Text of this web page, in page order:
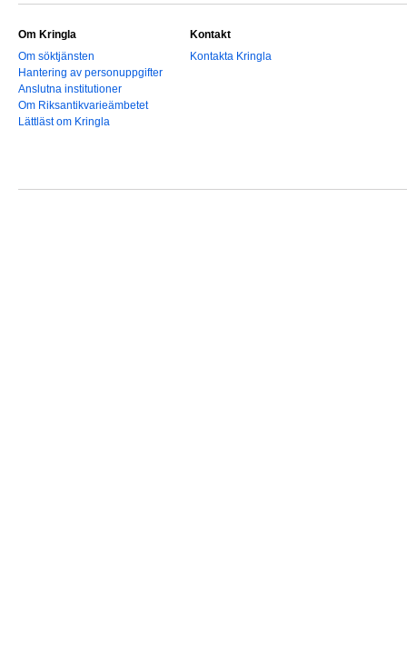
Om Kringla
Om söktjänsten
Hantering av personuppgifter
Anslutna institutioner
Om Riksantikvarieämbetet
Lättläst om Kringla
Kontakt
Kontakta Kringla